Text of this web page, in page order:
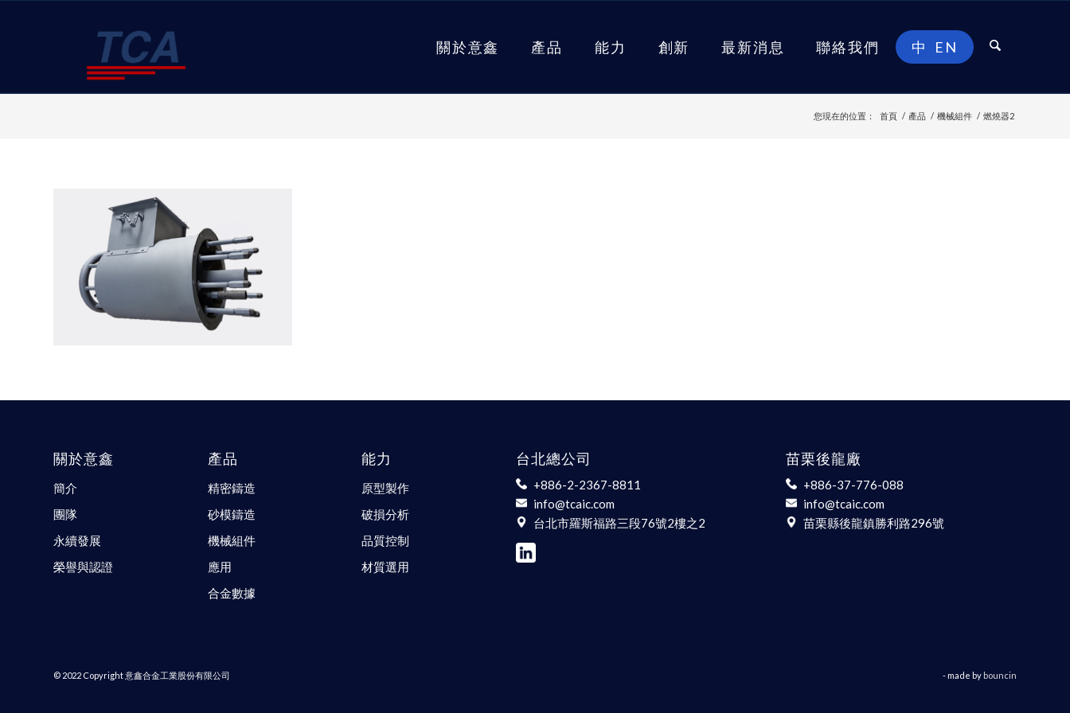
關於意鑫 產品 能力 創新 最新消息 聯絡我們 中 EN
您現在的位置： 首頁 / 產品 / 機械組件 / 燃燒器2
關於意鑫
簡介
團隊
永續發展
榮譽與認證
產品
精密鑄造
砂模鑄造
機械組件
應用
合金數據
能力
原型製作
破損分析
品質控制
材質選用
台北總公司
+886-2-2367-8811
info@tcaic.com
台北市羅斯福路三段76號2樓之2
苗栗後龍廠
+886-37-776-088
info@tcaic.com
苗栗縣後龍鎮勝利路296號
© 2022 Copyright 意鑫合金工業股份有限公司 - made by bouncin